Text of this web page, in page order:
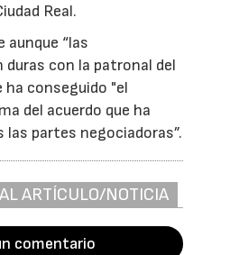
Real.
aunque “las
con la patronal del
conseguido "el
del acuerdo que ha
partes negociadoras”.
ARTÍCULO/NOTICIA
comentario